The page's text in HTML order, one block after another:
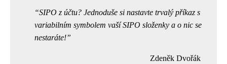
SIPO z účtu? Jednoduše si nastavte trvalý příkaz s
variabilním symbolem vaší SIPO složenky a o nic se
nestaráte!
Zdeněk Dvořák